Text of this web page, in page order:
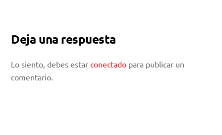
Deja una respuesta
Lo siento, debes estarconectado para publicar un
comentario.